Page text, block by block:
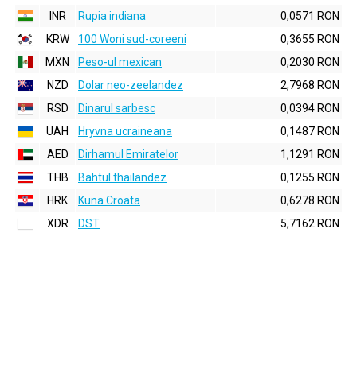
INR
Rupia indiana
0,0571 RON
KRW
100 Woni sud-coreeni
0,3655 RON
MXN
Peso-ul mexican
0,2030 RON
NZD
Dolar neo-zeelandez
2,7968 RON
RSD
Dinarul sarbesc
0,0394 RON
UAH
Hryvna ucraineana
0,1487 RON
AED
Dirhamul Emiratelor
1,1291 RON
THB
Bahtul thailandez
0,1255 RON
HRK
Kuna Croata
0,6278 RON
XDR
DST 5,7162 RON